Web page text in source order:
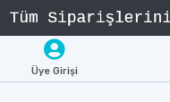
Üye Girişi